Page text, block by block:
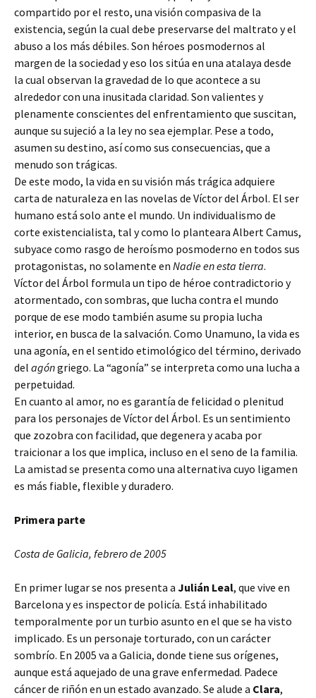
compartido por el resto, una visión compasiva de la
existencia, según la cual debe preservarse del maltrato y el
abuso a los más débiles. Son héroes posmodernos al
margen de la sociedad y eso los sitúa en una atalaya desde
la cual observan la gravedad de lo que acontece a su
alrededor con una inusitada claridad. Son valientes y
plenamente conscientes del enfrentamiento que suscitan,
aunque su sujeció a la ley no sea ejemplar. Pese a todo,
asumen su destino, así como sus consecuencias, que a
menudo son trágicas.
De este modo, la vida en su visión más trágica adquiere
carta de naturaleza en las novelas de Víctor del Árbol. El ser
humano está solo ante el mundo. Un individualismo de
corte existencialista, tal y como lo planteara Albert Camus,
subyace como rasgo de heroísmo posmoderno en todos sus
protagonistas, no solamente en Nadie en esta tierra.
Víctor del Árbol formula un tipo de héroe contradictorio y
atormentado, con sombras, que lucha contra el mundo
porque de ese modo también asume su propia lucha
interior, en busca de la salvación. Como Unamuno, la vida es
una agonía, en el sentido etimológico del término, derivado
del agóngriego. La “agonía” se interpreta como una lucha a
perpetuidad.
En cuanto al amor, no es garantía de felicidad o plenitud
para los personajes de Víctor del Árbol. Es un sentimiento
que zozobra con facilidad, que degenera y acaba por
traicionar a los que implica, incluso en el seno de la familia.
La amistad se presenta como una alternativa cuyo ligamen
es más fiable, flexible y duradero.
Primera parte
Costa de Galicia, febrero de 2005
En primer lugar se nos presenta a Julián Leal, que vive en
Barcelona y es inspector de policía. Está inhabilitado
temporalmente por un turbio asunto en el que se ha visto
implicado. Es un personaje torturado, con un carácter
sombrío. En 2005 va a Galicia, donde tiene sus orígenes,
aunque está aquejado de una grave enfermedad. Padece
cáncer de riñón en un estado avanzado. Se alude a Clara,